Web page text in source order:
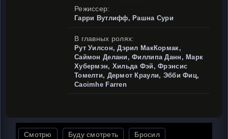
Режиссер:
Гарри Вутлифф, Рашна Сури
В главных ролях:
Рут Уилсон, Дэрил МакКормак,
Саймон Делани, Филлипа Данн, Марк
Хубермэн, Хильда Фэй, Фрэнсис
Томелти, Дермот Краули, Эбби Фиц,
Caoimhe Farren
Смотрю Буду смотреть Бросил